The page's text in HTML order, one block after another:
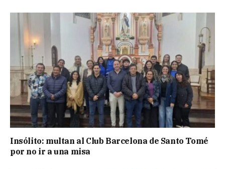
Insólito: multan al Club Barcelona de Santo Tomé
por no ir a una misa